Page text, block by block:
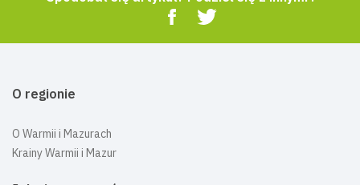
O regionie
O Warmii i Mazurach
Krainy Warmii i Mazur